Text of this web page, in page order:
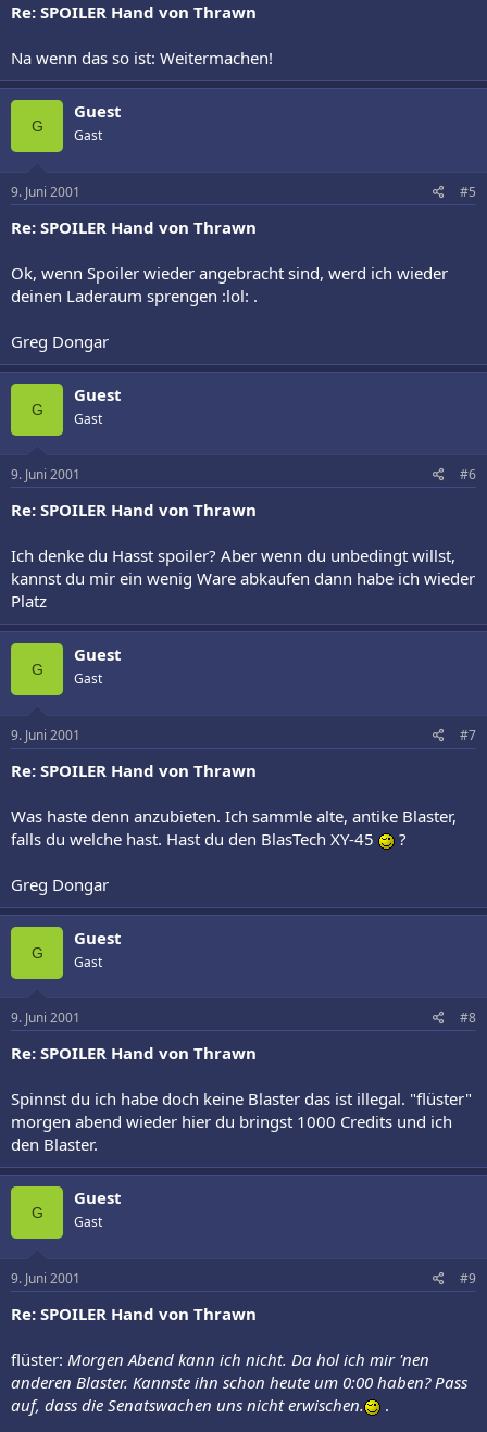
Re: SPOILER Hand von Thrawn
Na wenn das so ist: Weitermachen!
G
Guest
Gast
9. Juni 2001 #5
Re: SPOILER Hand von Thrawn
Ok, wenn Spoiler wieder angebracht sind, werd ich wieder
deinen Laderaum sprengen :lol: .
Greg Dongar
G
Guest
Gast
9. Juni 2001 #6
Re: SPOILER Hand von Thrawn
Ich denke du Hasst spoiler? Aber wenn du unbedingt willst,
kannst du mir ein wenig Ware abkaufen dann habe ich wieder
Platz
G
Guest
Gast
9. Juni 2001 #7
Re: SPOILER Hand von Thrawn
Was haste denn anzubieten. Ich sammle alte, antike Blaster,
falls du welche hast. Hast du den BlasTech XY-45
?
Greg Dongar
G
Guest
Gast
9. Juni 2001 #8
Re: SPOILER Hand von Thrawn
Spinnst du ich habe doch keine Blaster das ist illegal. "flüster"
morgen abend wieder hier du bringst 1000 Credits und ich
den Blaster.
G
Guest
Gast
9. Juni 2001 #9
Re: SPOILER Hand von Thrawn
flüster: Morgen Abend kann ich nicht. Da hol ich mir 'nen
anderen Blaster. Kannste ihn schon heute um 0:00 haben? Pass
auf, dass die Senatswachen uns nicht erwischen.
.